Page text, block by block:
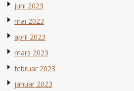
juni 2023
mai 2023
april 2023
mars 2023
februar 2023
januar 2023